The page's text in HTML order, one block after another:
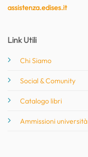
assistenza.edises.it
Link Utili
Chi Siamo
Social & Comunity
Catalogo libri
Ammissioni università